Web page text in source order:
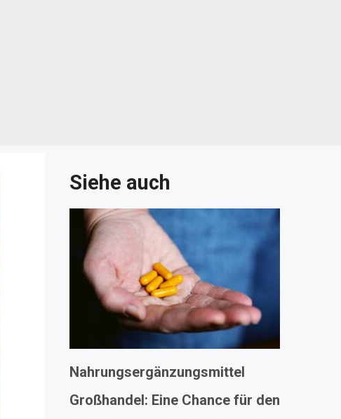
Siehe auch
Nahrungsergänzungsmittel
Großhandel: Eine Chance für den